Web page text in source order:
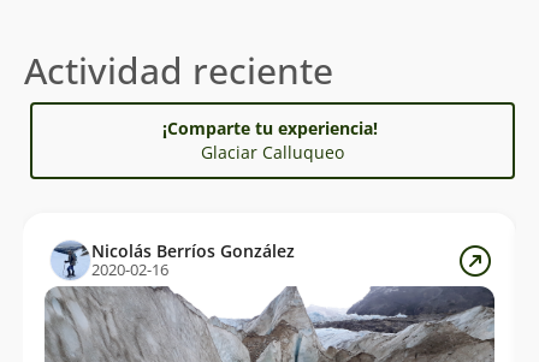
Actividad reciente
¡Comparte tu experiencia!
Glaciar Calluqueo
Nicolás Berríos González
2020-02-16